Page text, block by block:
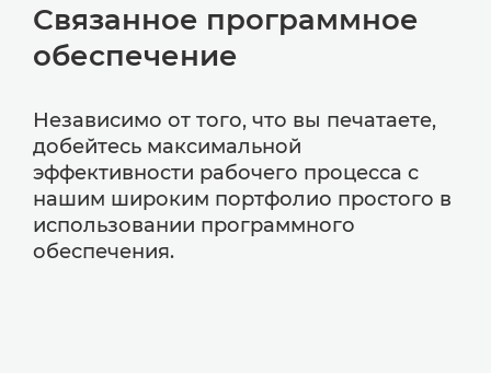
Связанное программное
обеспечение
Независимо от того, что вы печатаете,
добейтесь максимальной
эффективности рабочего процесса с
нашим широким портфолио простого в
использовании программного
обеспечения.